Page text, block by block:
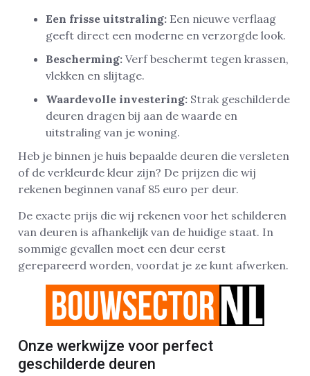
Een frisse uitstraling: Een nieuwe verflaag
geeft direct een moderne en verzorgde look.
Bescherming: Verf beschermt tegen krassen,
vlekken en slijtage.
Waardevolle investering: Strak geschilderde
deuren dragen bij aan de waarde en
uitstraling van je woning.
Heb je binnen je huis bepaalde deuren die versleten
of de verkleurde kleur zijn? De prijzen die wij
rekenen beginnen vanaf 85 euro per deur.
De exacte prijs die wij rekenen voor het schilderen
van deuren is afhankelijk van de huidige staat. In
sommige gevallen moet een deur eerst
gerepareerd worden, voordat je ze kunt afwerken.
Onze werkwijze voor perfect
geschilderde deuren